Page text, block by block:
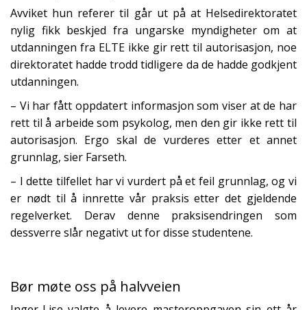
Avviket hun referer til går ut på at Helsedirektoratet
nylig fikk beskjed fra ungarske myndigheter om at
utdanningen fra ELTE ikke gir rett til autorisasjon, noe
direktoratet hadde trodd tidligere da de hadde godkjent
utdanningen.
– Vi har fått oppdatert informasjon som viser at de har
rett til å arbeide som psykolog, men den gir ikke rett til
autorisasjon. Ergo skal de vurderes etter et annet
grunnlag, sier Farseth.
– I dette tilfellet har vi vurdert på et feil grunnlag, og vi
er nødt til å innrette vår praksis etter det gjeldende
regelverket. Derav denne praksisendringen som
dessverre slår negativt ut for disse studentene.
Bør møte oss på halvveien